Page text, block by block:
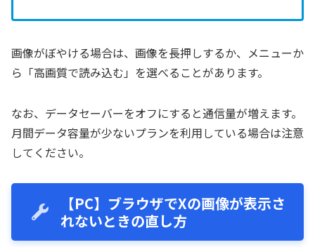
画像がぼやける場合は、画像を長押しするか、メニューか
ら「高画質で読み込む」を選べることがあります。
なお、データセーバーをオフにすると通信量が増えます。
月間データ容量が少ないプランを利用している場合は注意
してください。
【PC】ブラウザでXの画像が表示さ
れないときの直し方